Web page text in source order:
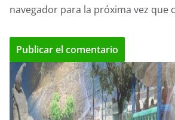
navegador para la próxima vez que